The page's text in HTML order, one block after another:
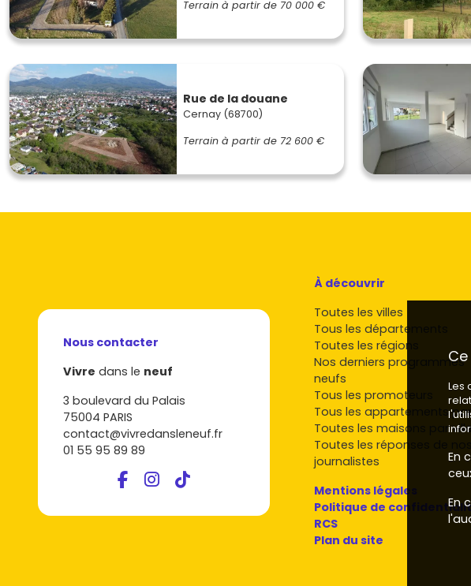
Terrain à partir de 70 000 €
Rue de la douane
Cernay (68700)
Terrain à partir de 72 600 €
Nous contacter
Vivre dans le neuf
3 boulevard du Palais
75004 PARIS
contact@vivredansleneuf.fr
01 55 95 89 89
À découvrir
Toutes les villes
Tous les départements
Toutes les régions
Nos derniers programmes
neufs
Tous les promoteurs
Tous les appartements
Toutes les maisons par
Toutes les réponses de nos
journalistes
Mentions légales
Politique de
RCS
Plan du site
Les
En
En